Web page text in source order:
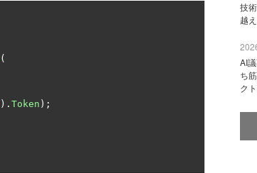
(
). Token );
技
越
AI
ち
ク